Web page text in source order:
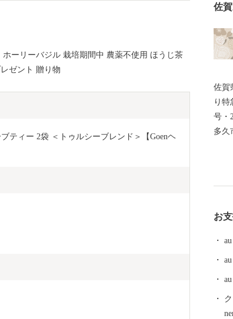
ーリーバジル 栽培期間中 農薬不使用 ほうじ茶
ゼント 贈り物
ティー 2袋 ＜トゥルシーブレンド＞【Goenヘ
佐
佐賀
り
号・
多久
長
組ん
残
と
ます
お